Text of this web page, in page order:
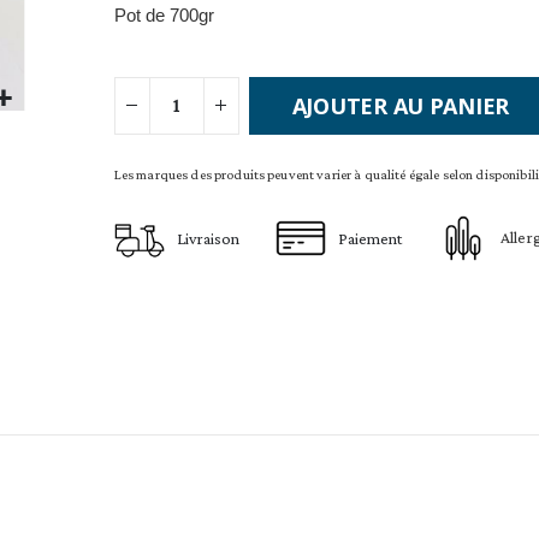
Pot de 700gr
AJOUTER AU PANIER
Les marques des produits peuvent varier à qualité égale selon
Livraison Paiement